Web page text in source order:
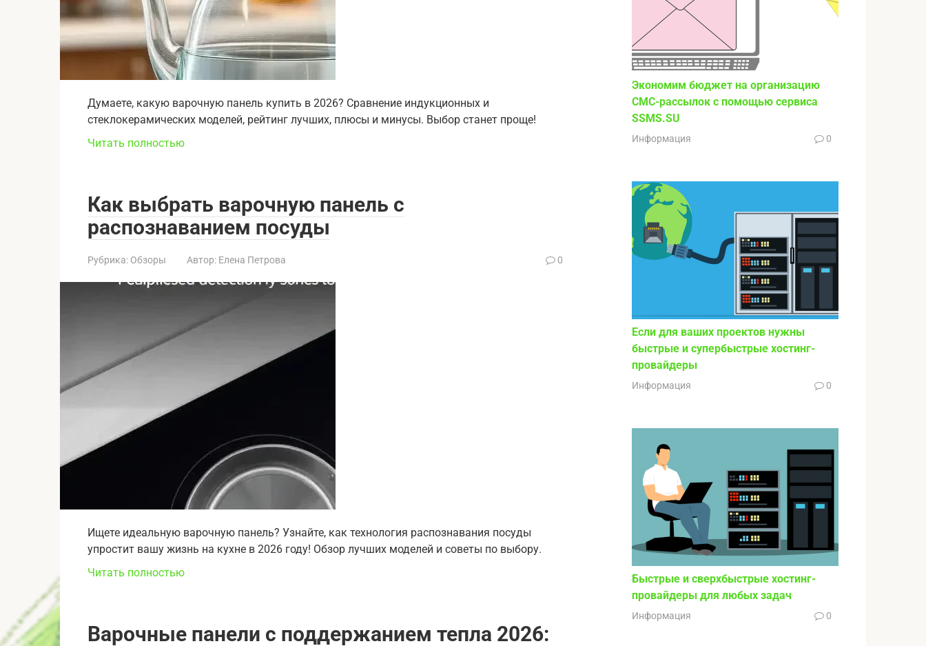
Думаете, какую варочную панель купить в 2026? Сравнение индукционных и
стеклокерамических моделей, рейтинг лучших, плюсы и минусы. Выбор станет проще!
Читать полностью
Как выбрать варочную панель с
распознаванием посуды
Рубрика: Обзоры Автор: Елена Петрова 0
Ищете идеальную варочную панель? Узнайте, как технология распознавания посуды
упростит вашу жизнь на кухне в 2026 году! Обзор лучших моделей и советы по выбору.
Читать полностью
Варочные панели с поддержанием тепла 2026:
Экономим бюджет на организацию
СМС-рассылок с помощью сервиса
SSMS.SU
Информация 0
Если для ваших проектов нужны
быстрые и супербыстрые хостинг-
провайдеры
Информация 0
Быстрые и сверхбыстрые хостинг-
провайдеры для любых задач
Информация 0